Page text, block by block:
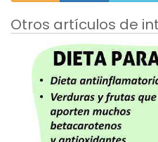
Otros artículos de